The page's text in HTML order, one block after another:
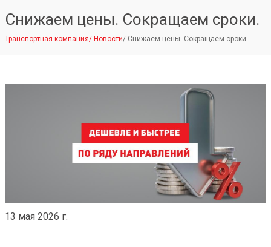
Снижаем цены. Сокращаем сроки.
Транспортная компания/ Новости/ Снижаем цены. Сокращаем сроки.
13 мая 2026 г.